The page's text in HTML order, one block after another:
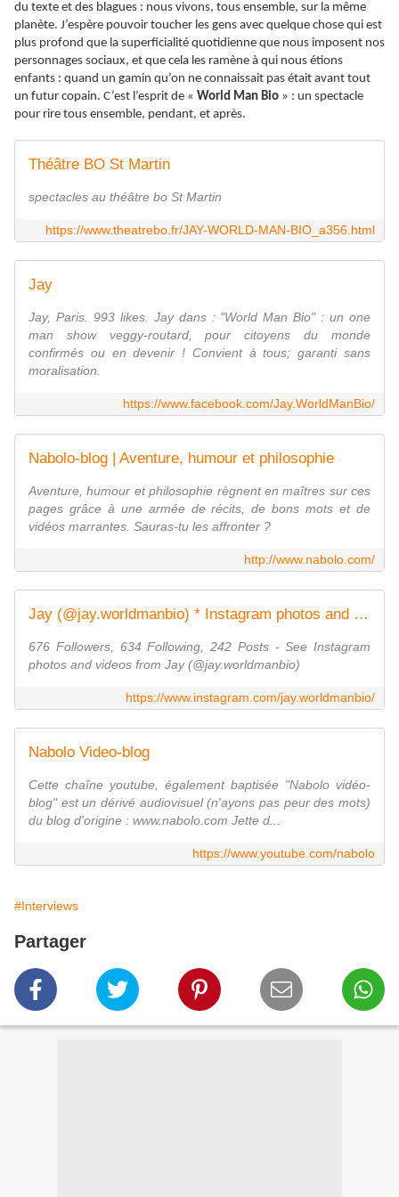
du texte et des blagues : nous vivons, tous ensemble, sur la même
planète. J’espère pouvoir toucher les gens avec quelque chose qui est
plus profond que la superficialité quotidienne que nous imposent nos
personnages sociaux, et que cela les ramène à qui nous étions
enfants : quand un gamin qu’on ne connaissait pas était avant tout
un futur copain. C’est l’esprit de « World Man Bio » : un spectacle
pour rire tous ensemble, pendant, et après.
Théâtre BO St Martin
spectacles au théâtre bo St Martin
https://www.theatrebo.fr/JAY-WORLD-MAN-BIO_a356.html
Jay
Jay, Paris. 993 likes. Jay dans : "World Man Bio" : un one
man show veggy-routard, pour citoyens du monde
confirmés ou en devenir ! Convient à tous; garanti sans
moralisation.
https://www.facebook.com/Jay.WorldManBio/
Nabolo-blog | Aventure, humour et philosophie
Aventure, humour et philosophie règnent en maîtres sur ces
pages grâce à une armée de récits, de bons mots et de
vidéos marrantes. Sauras-tu les affronter ?
http://www.nabolo.com/
Jay (@jay.worldmanbio) * Instagram photos and videos
676 Followers, 634 Following, 242 Posts - See Instagram
photos and videos from Jay (@jay.worldmanbio)
https://www.instagram.com/jay.worldmanbio/
Nabolo Video-blog
Cette chaîne youtube, également baptisée "Nabolo vidéo-
blog" est un dérivé audiovisuel (n'ayons pas peur des mots)
du blog d'origine : www.nabolo.com Jette d...
https://www.youtube.com/nabolo
#Interviews
Partager